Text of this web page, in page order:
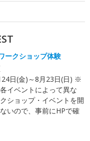
ークショップ体験
日(金)～8月23日(日) ※
イベントによって異な
ショップ・イベントを開
いので、事前にHPで確